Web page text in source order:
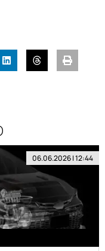
06.06.2026 | 12:44